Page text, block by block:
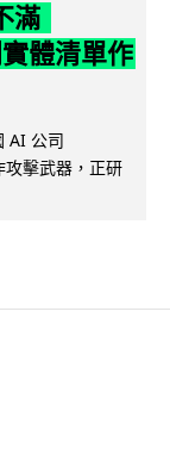
滿
體清單作
AI 公司
擊武器，正研